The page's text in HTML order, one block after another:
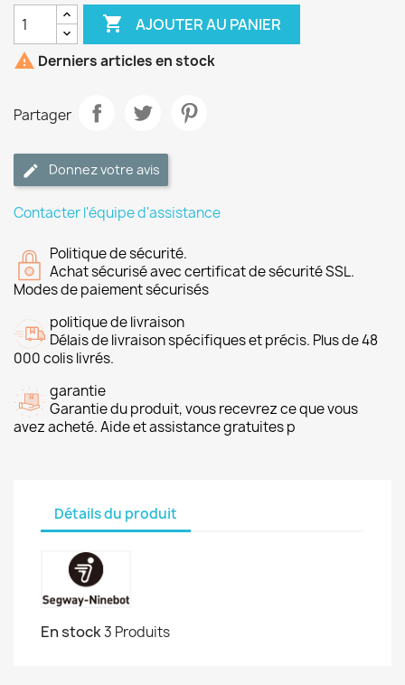
 AJOUTER AU PANIER
 Derniers articles en stock
Partager
Donnez votre avis
Contacter l'équipe d'assistance
Politique de sécurité.
Achat sécurisé avec certificat de sécurité SSL.
Modes de paiement sécurisés
politique de livraison
Délais de livraison spécifiques et précis. Plus de 48
000 colis livrés.
garantie
Garantie du produit, vous recevrez ce que vous
avez acheté. Aide et assistance gratuites p
Détails du produit
En stock3 Produits